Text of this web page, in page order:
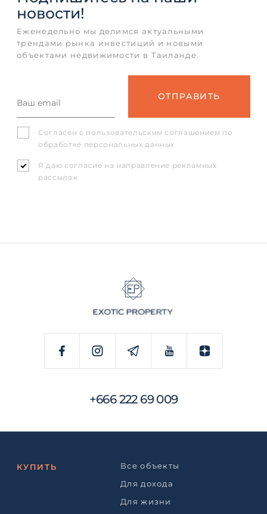
новости!
Еженедельно мы делимся актуальными
трендами рынка инвестиций и новыми
объектами недвижимости в Таиланде.
Согласен с пользовательским соглашением по
обработке персональных данных
Я даю согласие на направление рекламных
рассылок
+666 222 69 009
КУПИТЬ
Все объекты
Для дохода
Для жизни